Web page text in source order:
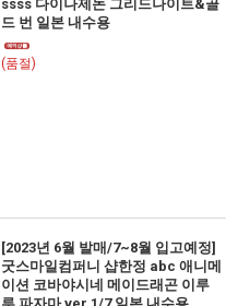
ssss 다이나제논 그리드나이트&골
드 번 일본 내수용
(품절)
[2023년 6월 발매/7~8월 입고예정]
굿스마일컴퍼니 샵한정 abc 애니메
이션 코바야시네 메이드래곤 이루